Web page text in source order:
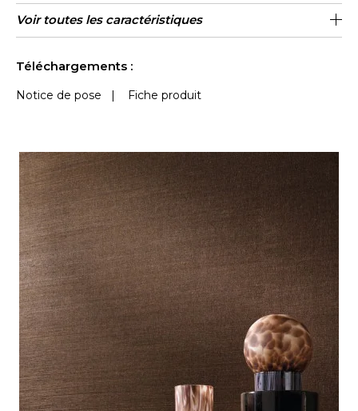
Hauteur Vendu au mètre
Poids g/m² 210
Entretien Epongeable
Pose colle Encollage du mur
Dépose Arrachage à sec
Norme COV A+
ASTME84 Class A
Norme
euroclass
B s1 d0
Pays
d'origine
Chine
Voir toutes les caractéristiques
Téléchargements :
Notice de pose | Fiche produit